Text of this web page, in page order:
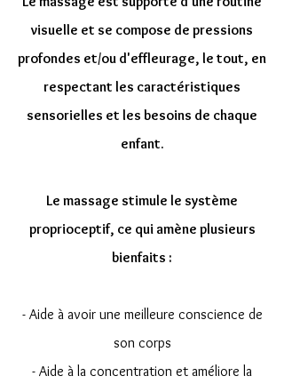
visuelle et se compose de pressions
profondes et/ou d'effleurage, le tout, en
respectant les caractéristiques
sensorielles et les besoins de chaque
enfant.
Le massage stimule le système
proprioceptif, ce qui amène plusieurs
bienfaits :
- Aide à avoir une meilleure conscience de
son corps
- Aide à la concentration et améliore la